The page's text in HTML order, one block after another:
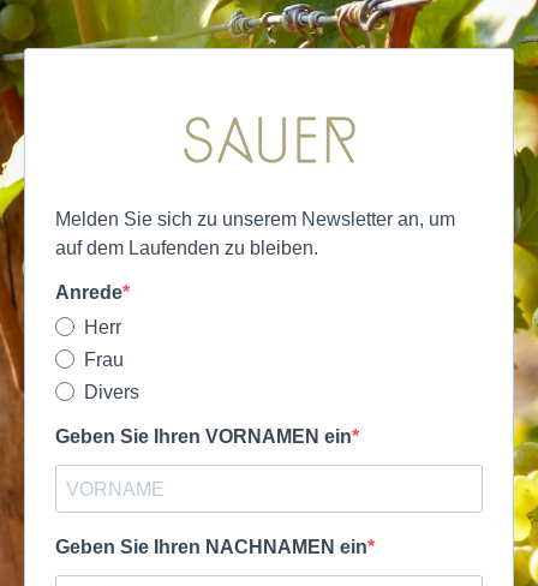
Melden Sie sich zu unserem Newsletter an, um
auf dem Laufenden zu bleiben.
Anrede
Herr
Frau
Divers
Geben Sie Ihren VORNAMEN ein
Geben Sie Ihren NACHNAMEN ein